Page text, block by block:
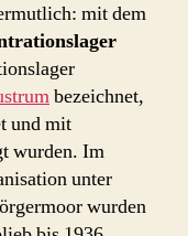
mit dem
bezeichnet,
und mit
wurden. Im
unter
wurden